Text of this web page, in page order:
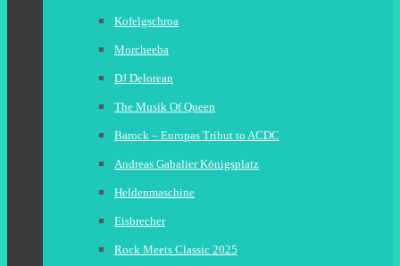
Kofelgschroa
Morcheeba
DJ Delorean
The Musik Of Queen
Barock – Europas Tribut to ACDC
Andreas Gabalier Königsplatz
Heldenmaschine
Eisbrecher
Rock Meets Classic 2025